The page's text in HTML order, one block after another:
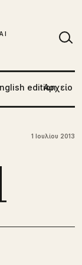
editionΑρχείο
1 Ιουλίου 2013